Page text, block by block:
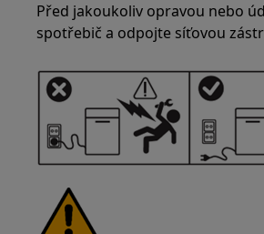
Před jakoukoliv opravou nebo
spotřebič a odpojte síťovou